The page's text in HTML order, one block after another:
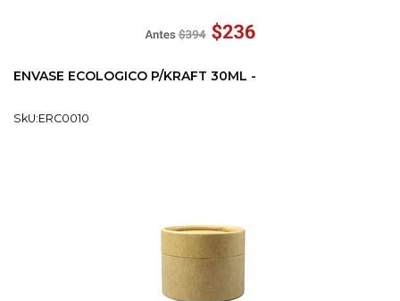
ENVASE ECOLOGICO P/KRAFT 30ML -
SkU:ERC0010